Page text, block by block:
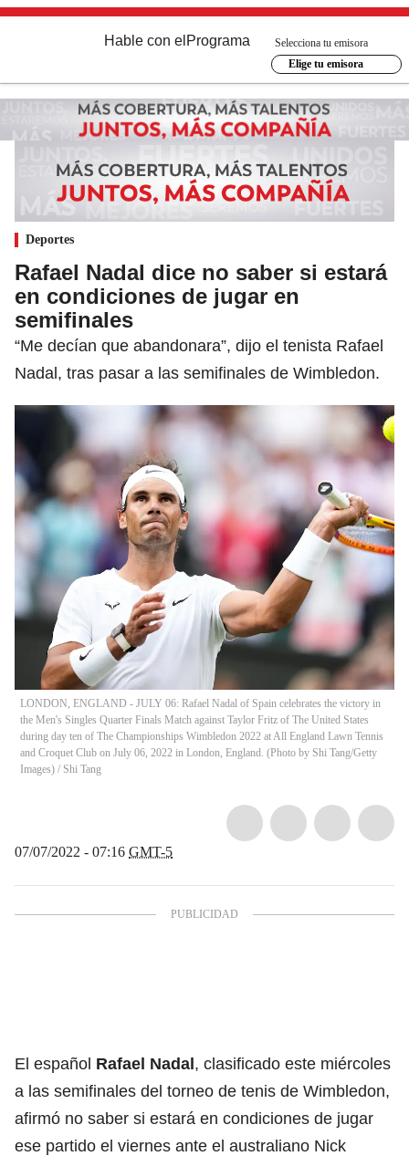
Hable con el Programa
Selecciona tu emisora
Elige tu emisora
Deportes
Rafael Nadal dice no saber si estará
en condiciones de jugar en
semifinales
“Me decían que abandonara”, dijo el tenista Rafael
Nadal, tras pasar a las semifinales de Wimbledon.
LONDON, ENGLAND - JULY 06: Rafael Nadal of Spain celebrates the victory in
the Men's Singles Quarter Finals Match against Taylor Fritz of The United States
during day ten of The Championships Wimbledon 2022 at All England Lawn Tennis
and Croquet Club on July 06, 2022 in London, England. (Photo by Shi Tang/Getty
Images) / Shi Tang
07/07/2022 - 07:16 GMT-5
El español Rafael Nadal, clasificado este miércoles
a las semifinales del torneo de tenis de Wimbledon,
afirmó no saber si estará en condiciones de jugar
ese partido el viernes ante el australiano Nick